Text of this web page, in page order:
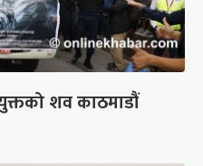
शव काठमाडौं